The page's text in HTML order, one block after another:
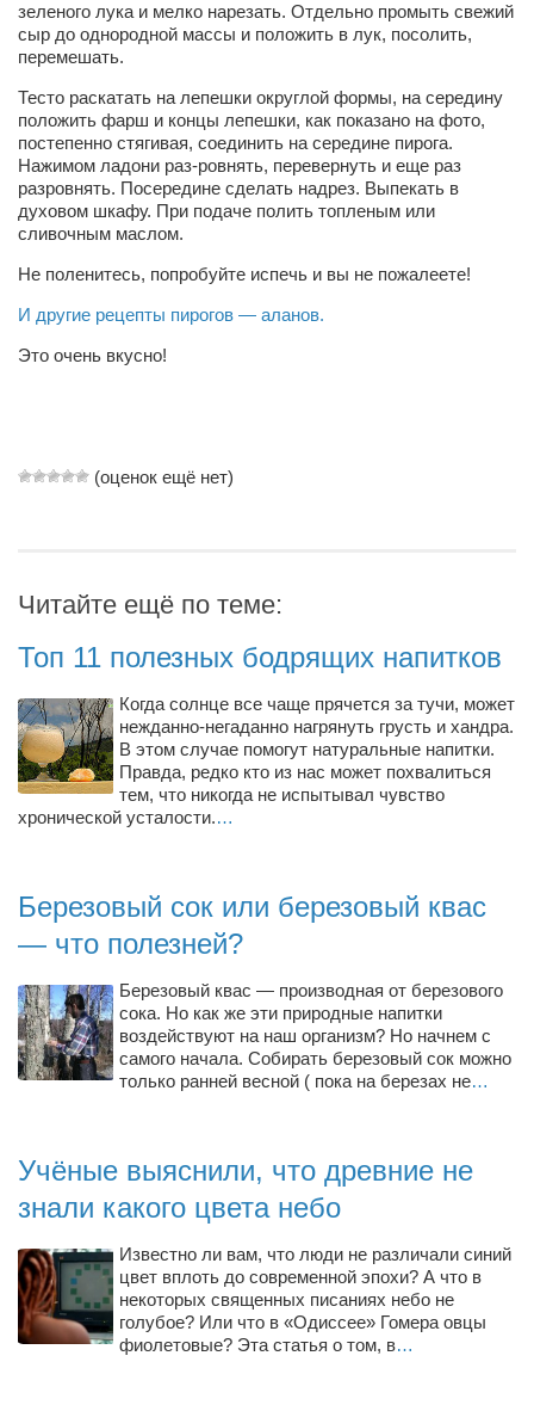
Конкурс «Колибри — детям!» 2014
Конкурс «Колибри» 2013
Интервью
Афиша
Афиша Киев
Афиша Сумы
О нас
зеленого лука и мелко нарезать. Отдельно промыть свежий
сыр до однородной массы и положить в лук, посолить,
перемешать.
Тесто раскатать на лепешки округлой формы, на середину
положить фарш и концы лепешки, как показано на фото,
постепенно стягивая, соединить на середине пирога.
Нажимом ладони раз-ровнять, перевернуть и еще раз
разровнять. Посередине сделать надрез. Выпекать в
духовом шкафу. При подаче полить топленым или
сливочным маслом.
Не поленитесь, попробуйте испечь и вы не пожалеете!
И другие рецепты пирогов — аланов.
Это очень вкусно!
(оценок ещё нет)
Читайте ещё по теме:
Топ 11 полезных бодрящих напитков
Когда солнце все чаще прячется за тучи, может
нежданно-негаданно нагрянуть грусть и хандра.
В этом случае помогут натуральные напитки.
Правда, редко кто из нас может похвалиться
тем, что никогда не испытывал чувство
хронической усталости.…
Березовый сок или березовый квас
— что полезней?
Березовый квас — производная от березового
сока. Но как же эти природные напитки
воздействуют на наш организм? Но начнем с
самого начала. Собирать березовый сок можно
только ранней весной ( пока на березах не…
Учёные выяснили, что древние не
знали какого цвета небо
Известно ли вам, что люди не различали синий
цвет вплоть до современной эпохи? А что в
некоторых священных писаниях небо не
голубое? Или что в «Одиссее» Гомера овцы
фиолетовые? Эта статья о том, в…